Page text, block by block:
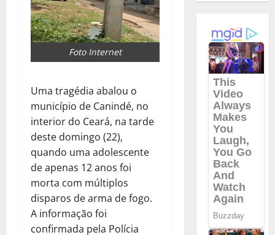
Foto Internet
Uma tragédia abalou o
município de Canindé, no
interior do Ceará, na tarde
deste domingo (22),
quando uma adolescente
de apenas 12 anos foi
morta com múltiplos
disparos de arma de fogo.
A informação foi
confirmada pela Polícia